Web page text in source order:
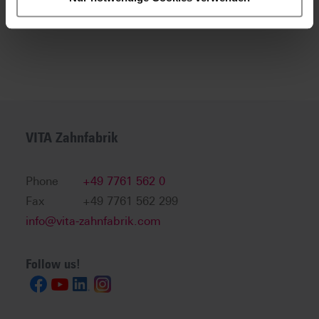
VITA Zahnfabrik
Phone
+49 7761 562 0
Fax
+49 7761 562 299
info@vita-zahnfabrik.com
Follow us!